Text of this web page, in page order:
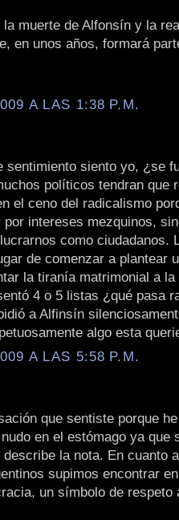
la muerte de Alfonsín y la
en unos años, formará
A LAS 1:38 P.M.
sentimiento siento yo, ¿se
políticos tendran que
el ceno del radicalismo
por intereses mezquinos,
como ciudadanos.
de comenzar a plantear
la tiranía matrimonial a
4 o 5 listas ¿qué pasa
a Alfinsín
algo esta
A LAS 5:58 P.M.
que sentiste porque
en el estómago ya que
la nota. En cuanto
supimos encontrar
un símbolo de respeto